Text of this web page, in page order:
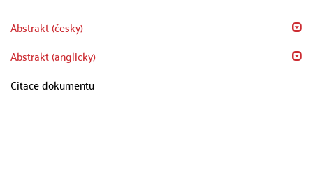
Abstrakt (česky)
Abstrakt (anglicky)
Citace dokumentu